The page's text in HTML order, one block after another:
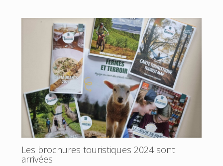
Les brochures touristiques 2024 sont
arrivées !